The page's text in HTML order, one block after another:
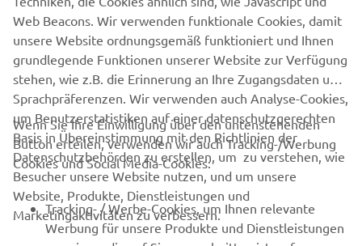
Bewährtes bleibt dagegen: der Nasendilatator von Pax.
Ohne diesen scheint fast gar nichts mehr zu gehen. Pax
hatte das Gerät bei einigen WM-Fahrern entdeckt, stand
ihm aber zunächst etwas skeptisch gegenüber, entwickelt
aber schließlich eine ständig wachsende Liebe zu dem
Gerät. „Es wird einfach nur an die Nasenflügeln befestigt,
wodurch man mehr Luft einatmen kann. Dadurch gelangt
mehr Sauerstoff in den Körper, was dich besser für starke
Belastungen wappnet“, klärt er auf. Der technische
Schnickschnack macht für ihn durchaus Sinn.
Foto: MPS/IDM
Web Beacons. Wir verwenden funktionale Cookies, damit
unsere Website ordnungsgemäß funktioniert und Ihnen
grundlegende Funktionen unserer Website zur Verfügung
stehen, wie z.B. die Erinnerung an Ihre Zugangsdaten und
Sprachpräferenzen. Wir verwenden auch Analyse-Cookies,
um Benutzerstatistiken auf einer datenschutzgerechten
Basis in Übereinstimmung mit den Richtlinien der
Datenschutzbehörden zu erstellen, um zu verstehen, wie
Besucher unsere Website nutzen, und um unsere
Website, Produkte, Dienstleistungen und
Marketingaktivitäten zu verbessern.
Wenn Sie Ihre Einwilligung über den untenstehenden
Button erteilen, verwenden wir auch Tracking-/Werbung
Cookies und Social Media-Cookies:
Tracking- / Werbe-Cookies, um Ihnen relevante
Werbung für unsere Produkte und Dienstleistungen
zu zeigen, die auf Sie zugeschnitten ist, auf unserer